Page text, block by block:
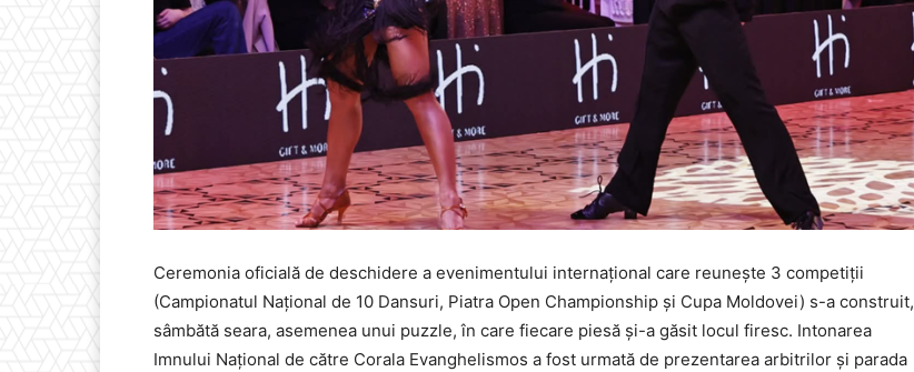
Ceremonia oficială de deschidere a evenimentului internațional care reunește 3 competiții
(Campionatul Național de 10 Dansuri, Piatra Open Championship și Cupa Moldovei) s-a construit,
sâmbătă seara, asemenea unui puzzle, în care fiecare piesă și-a găsit locul firesc. Intonarea
Imnului Național de către Corala Evanghelismos a fost urmată de prezentarea arbitrilor și parada